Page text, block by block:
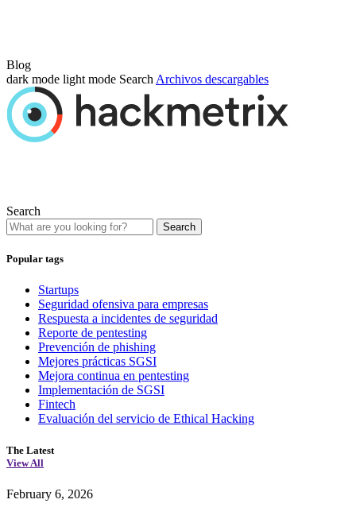
Blog
dark mode light mode Search Archivos descargables
Search
Search
Popular tags
Startups
Seguridad ofensiva para empresas
Respuesta a incidentes de seguridad
Reporte de pentesting
Prevención de phishing
Mejores prácticas SGSI
Mejora continua en pentesting
Implementación de SGSI
Fintech
Evaluación del servicio de Ethical Hacking
The Latest
View All
February 6, 2026